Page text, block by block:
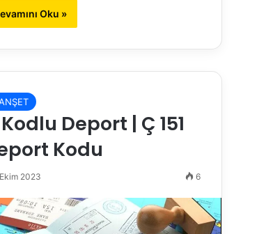
Oku »
Deport | Ç 151
Kodu
2023 6